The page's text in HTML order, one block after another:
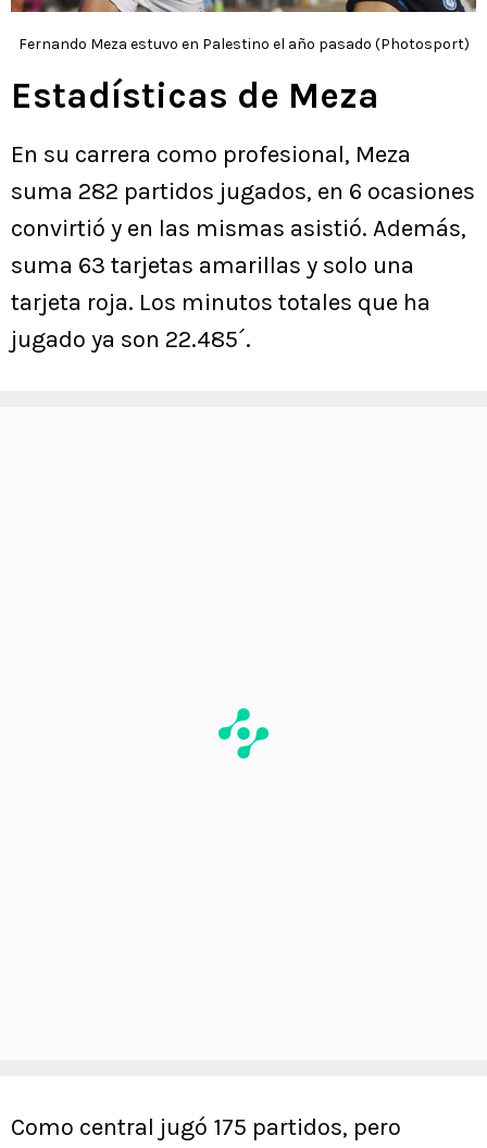
Fernando Meza estuvo en Palestino el año pasado (Photosport)
Estadísticas de Meza
En su carrera como profesional, Meza
suma 282 partidos jugados, en 6 ocasiones
convirtió y en las mismas asistió. Además,
suma 63 tarjetas amarillas y solo una
tarjeta roja. Los minutos totales que ha
jugado ya son 22.485´.
Como central jugó 175 partidos, pero